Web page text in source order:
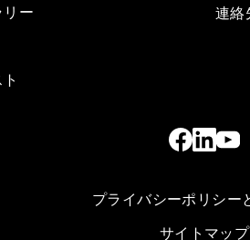
リー
連絡
プライバシーポリシー
サイトマップ